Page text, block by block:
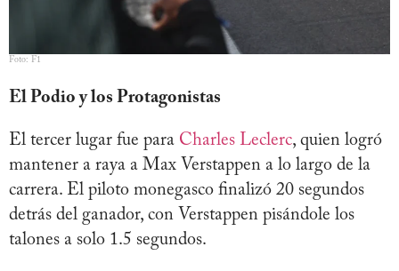
Foto: F1
El Podio y los Protagonistas
El tercer lugar fue para Charles Leclerc, quien logró
mantener a raya a Max Verstappen a lo largo de la
carrera. El piloto monegasco finalizó 20 segundos
detrás del ganador, con Verstappen pisándole los
talones a solo 1.5 segundos.